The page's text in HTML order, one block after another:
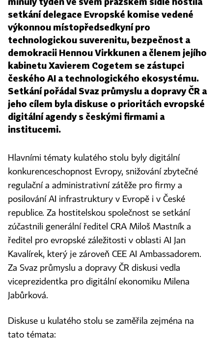
setkání delegace Evropské komise vedené
výkonnou místopředsedkyní pro
technologickou suverenitu, bezpečnost a
demokracii Hennou Virkkunen a členem jejího
kabinetu Xavierem Cogetem se zástupci
českého AI a technologického ekosystému.
Setkání pořádal Svaz průmyslu a dopravy ČR a
jeho cílem byla diskuse o prioritách evropské
digitální agendy s českými firmami a
institucemi.
Hlavními tématy kulatého stolu byly digitální
konkurenceschopnost Evropy, snižování zbytečné
regulační a administrativní zátěže pro firmy a
posilování AI infrastruktury v Evropě i v České
republice. Za hostitelskou společnost se setkání
zúčastnili generální ředitel CRA Miloš Mastník a
ředitel pro evropské záležitosti v oblasti AI Jan
Kavalírek, který je zároveň CEE AI Ambassadorem.
Za Svaz průmyslu a dopravy ČR diskusi vedla
viceprezidentka pro digitální ekonomiku Milena
Jabůrková.
Diskuse u kulatého stolu se zaměřila zejména na
tato témata: